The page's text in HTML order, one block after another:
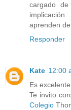
cargado
aprenden
Responder
Kate 12:00
Es
Te invito
Colegio